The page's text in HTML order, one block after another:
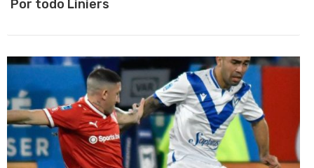
Por todo Liniers